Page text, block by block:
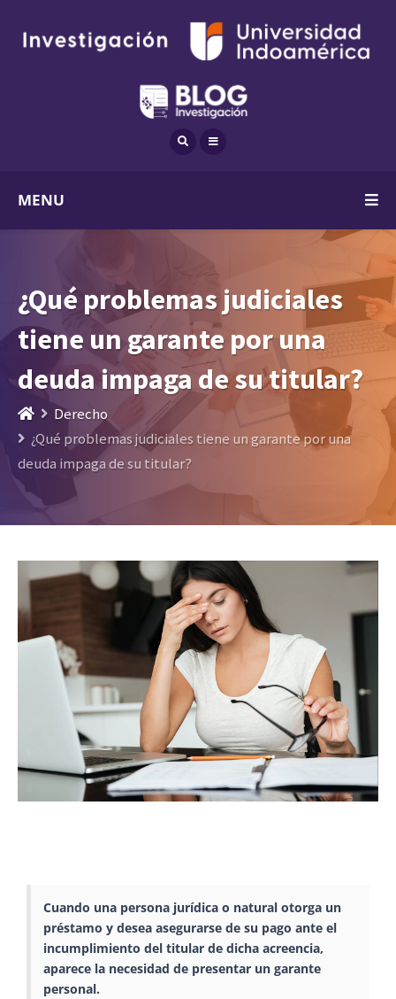
MENU
¿Qué problemas judiciales
tiene un garante por una
deuda impaga de su titular?
Derecho
¿Qué problemas judiciales tiene un garante por una
deuda impaga de su titular?
Cuando una persona jurídica o natural otorga un
préstamo y desea asegurarse de su pago ante el
incumplimiento del titular de dicha acreencia,
aparece la necesidad de presentar un garante
personal.